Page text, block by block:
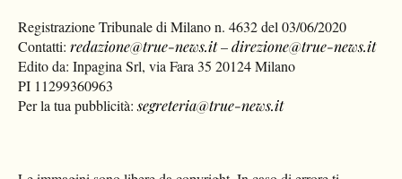
Registrazione Tribunale di Milano n. 4632 del 03/06/2020
Contatti:redazione@true-news.it–direzione@true-news.it
Edito da: Inpagina Srl, via Fara 35 20124 Milano
PI 11299360963
Per la tua pubblicità:segreteria@true-news.it